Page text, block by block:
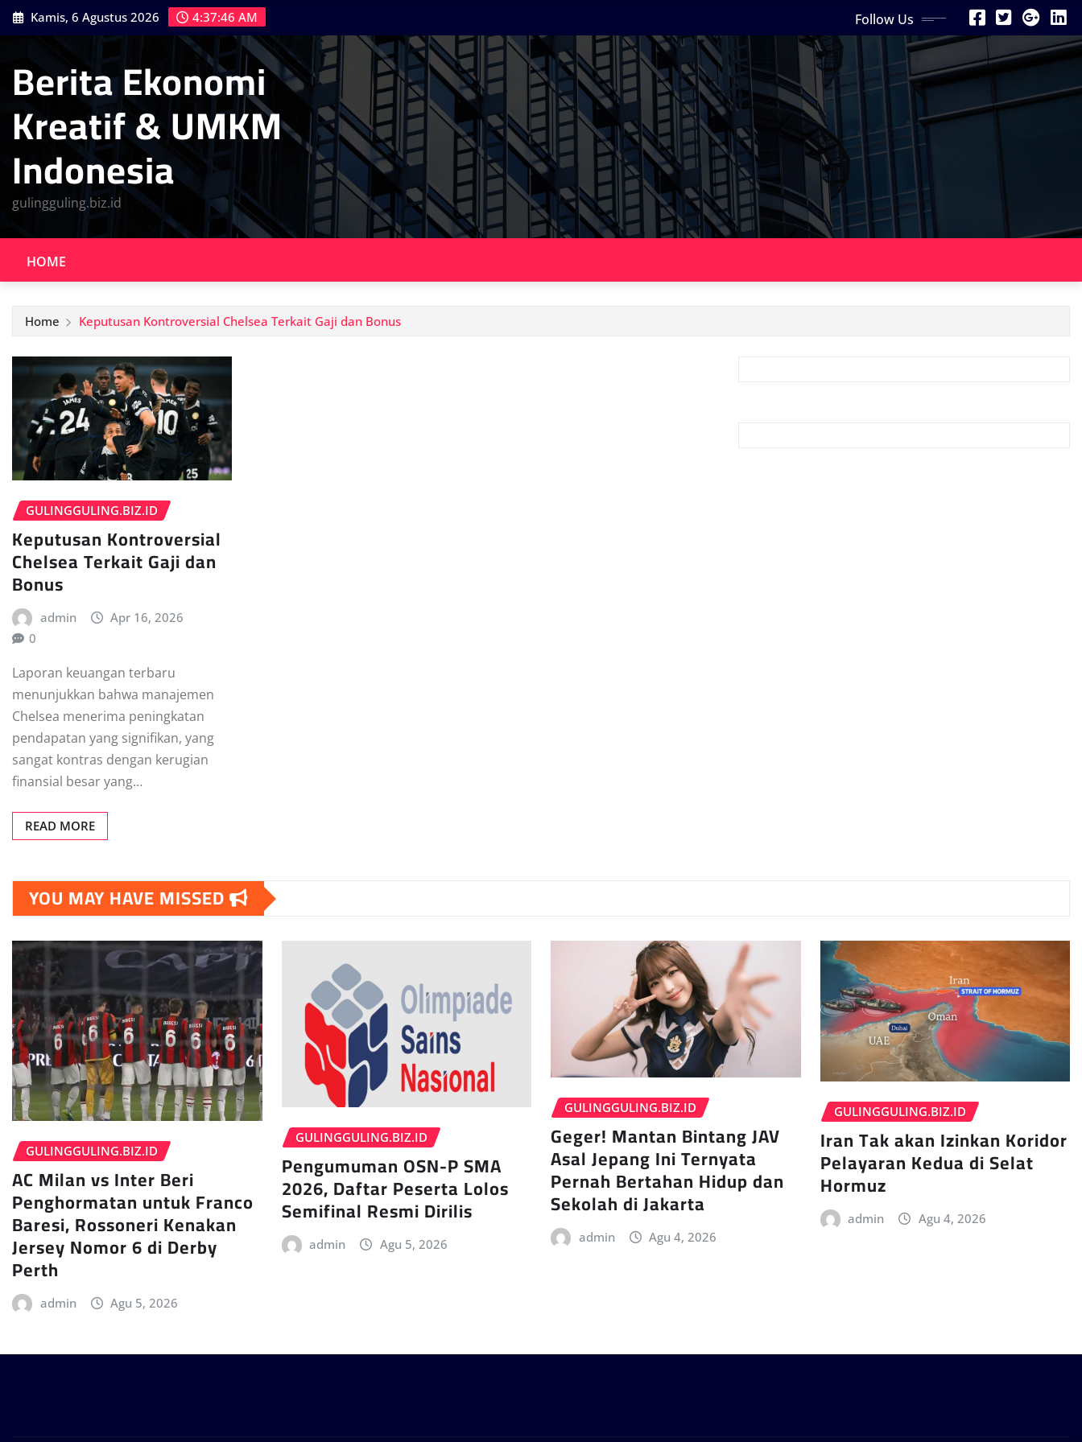
Skip
to
Kamis, 6 Agustus 2026 4:37:47 AM Follow Us
Berita Ekonomi
Kreatif & UMKM
Indonesia
gulingguling.biz.id
HOME
Home Keputusan Kontroversial Chelsea Terkait Gaji dan Bonus
GULINGGULING.BIZ.ID
Keputusan Kontroversial
Chelsea Terkait Gaji dan
Bonus
admin
Apr 16, 2026
0
Laporan keuangan terbaru
menunjukkan bahwa manajemen
Chelsea menerima peningkatan
pendapatan yang signifikan, yang
sangat kontras dengan kerugian
finansial besar yang…
READ MORE
YOU MAY HAVE MISSED
GULINGGULING.BIZ.ID
AC Milan vs Inter Beri
Penghormatan untuk Franco
Baresi, Rossoneri Kenakan
Jersey Nomor 6 di Derby
Perth
admin Agu 5, 2026
GULINGGULING.BIZ.ID
Pengumuman OSN-P SMA
2026, Daftar Peserta Lolos
Semifinal Resmi Dirilis
admin Agu 5, 2026
GULINGGULING.BIZ.ID
Geger! Mantan Bintang JAV
Asal Jepang Ini Ternyata
Pernah Bertahan Hidup dan
Sekolah di Jakarta
admin Agu 4, 2026
GULINGGULING.BIZ.ID
Iran Tak akan Izinkan Koridor
Pelayaran Kedua di Selat
Hormuz
admin Agu 4, 2026